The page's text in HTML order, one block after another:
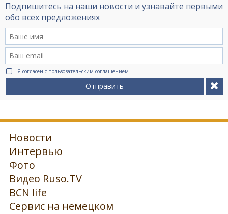
Подпишитесь на наши новости и узнавайте первыми
обо всех предложениях
Я согласен с пользовательским соглашением
Отправить
Новости
Интервью
Фото
Видео Ruso.TV
BCN life
Сервис на немецком